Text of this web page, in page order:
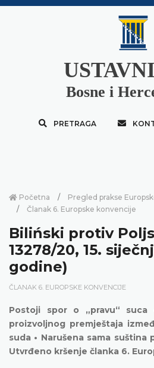
Bosne i
PRETRAGA
Početna
Pregled prakse
Članak 6. Europske konvencije
Biliński protiv
13278/20, 15.
godine)
ČLANAK 6. EUROPSKE KONVENCIJE
Postoji spor o „pravu“
proizvoljnog premještaja
suda • Narušena sama suština
Utvrđeno kršenje članka 6.